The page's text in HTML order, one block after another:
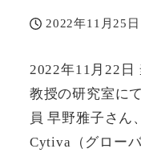
投稿日
2022年11月25日
2022年11月22日
教授の研究室に
員 早野雅子さん
Cytiva（グロー